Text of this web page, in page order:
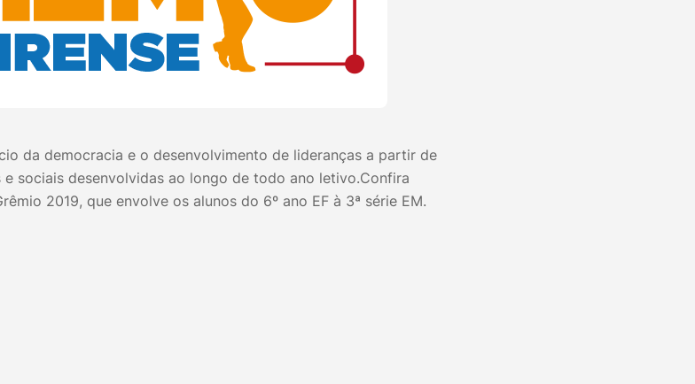
da democracia e o desenvolvimento de lideranças a partir de
sociais desenvolvidas ao longo de todo ano letivo.Confira
2019, que envolve os alunos do 6º ano EF à 3ª série EM.